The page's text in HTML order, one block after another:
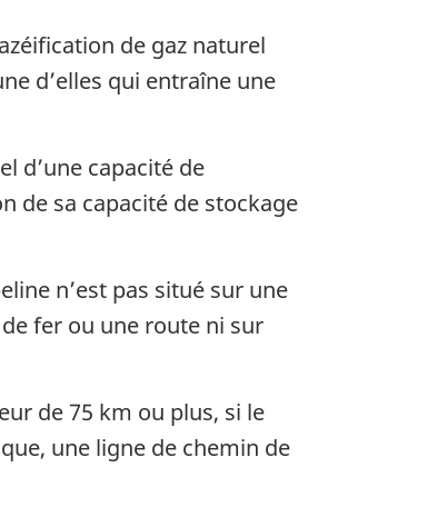
de gaz naturel
d’elles qui entraîne une
d’une capacité de
de sa capacité de stockage
n’est pas situé sur une
fer ou une route ni sur
de 75 km ou plus, si le
une ligne de chemin de